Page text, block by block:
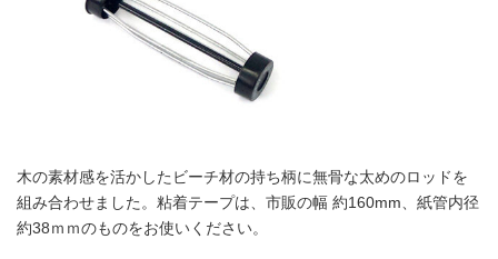
木の素材感を活かしたビーチ材の持ち柄に無骨な太めのロッドを
組み合わせました。粘着テープは、市販の幅 約160mm、紙管内径
約38ｍｍのものをお使いください。